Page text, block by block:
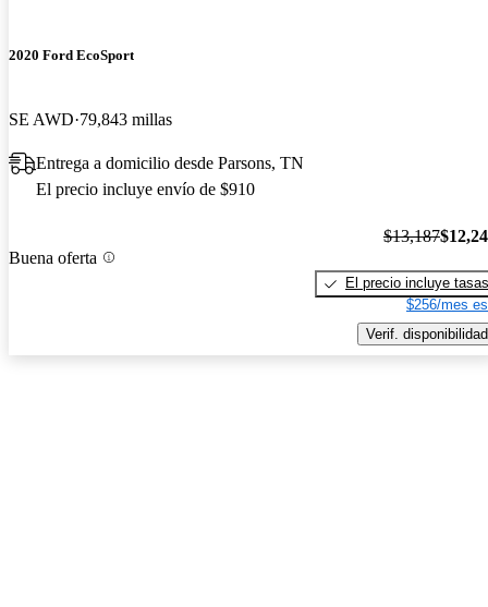
2020 Ford EcoSport
SE AWD 79,843 millas
Entrega a domicilio desde Parsons, TN
El precio incluye envío de $910
Buena oferta
$13,187
El precio incluye tasas
$256/mes
Verif. disponibilidad